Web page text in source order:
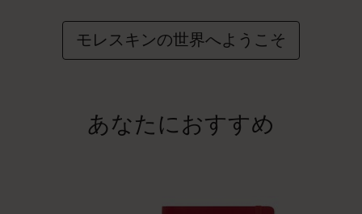
モレスキンの世界へようこそ
あなたにおすすめ